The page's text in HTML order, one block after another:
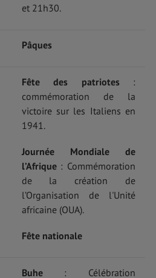
et 21h30.
Pâques
Fête des patriotes:
commémoration de la
victoire sur les Italiens en
1941.
Journée Mondiale de
l’Afrique: Commémoration
de la création de
l’Organisation de l'Unité
africaine (OUA).
Fête nationale
Buhe: Célébration